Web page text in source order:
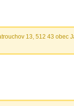
13, 512 43 obec